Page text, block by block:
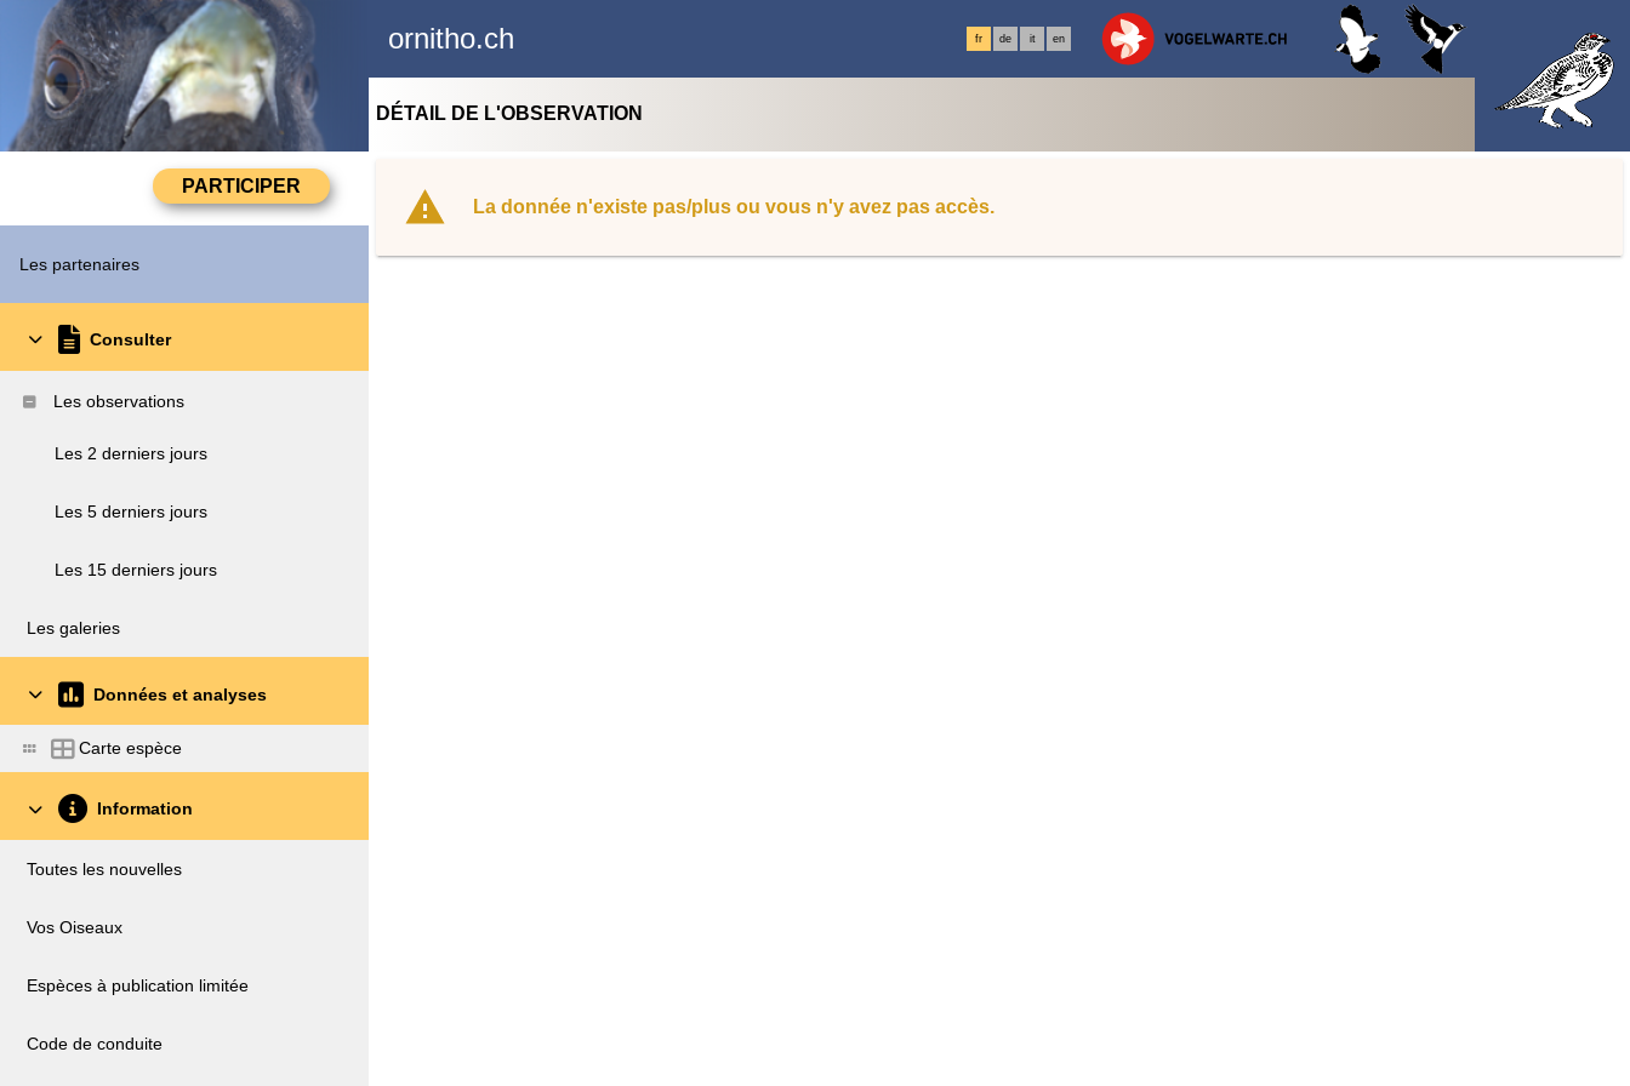
ornitho.ch fr de it en
Les partenaires
Consulter
Les observations
Les 2 derniers jours
Les 5 derniers jours
Les 15 derniers jours
Les galeries
Données et analyses
Carte espèce
Information
Toutes les nouvelles
Vos Oiseaux
Espèces à publication limitée
Code de conduite
DÉTAIL DE L'OBSERVATION
La donnée n'existe pas/plus ou vous n'y avez pas accès.